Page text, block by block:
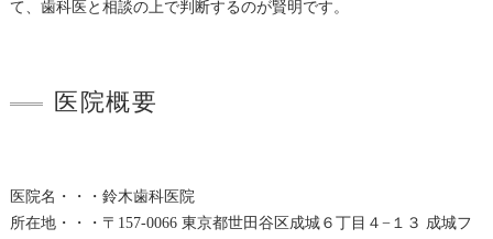
て、歯科医と相談の上で判断するのが賢明です。
医院概要
医院名・・・鈴木歯科医院
所在地・・・〒157-0066 東京都世田谷区成城６丁目４−１３ 成城フ